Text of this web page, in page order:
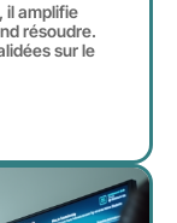
il amplifie
résoudre.
sur le